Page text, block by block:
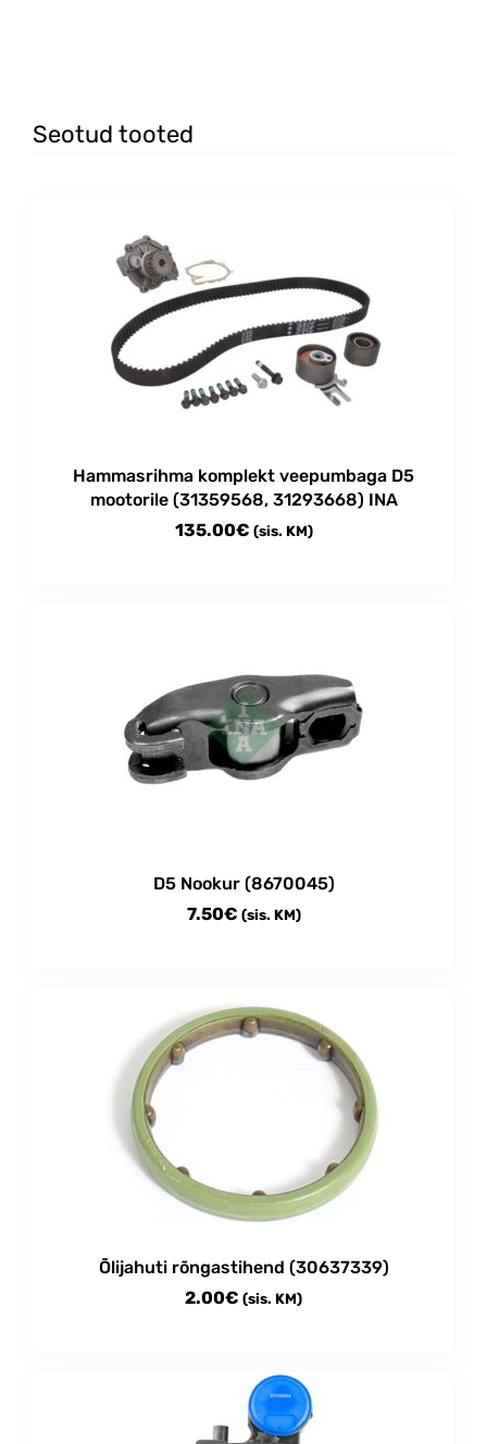
Seotud tooted
Hammasrihma komplekt veepumbaga D5
mootorile (31359568, 31293668) INA
135.00€ (sis. KM)
D5 Nookur (8670045)
7.50€ (sis. KM)
Õlijahuti rõngastihend (30637339)
2.00€ (sis. KM)